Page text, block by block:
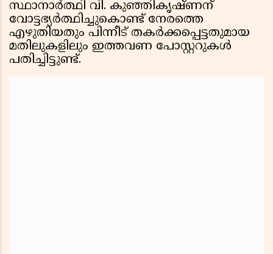
സ്ഥാനാർത്ഥി വി. കുഞ്ഞികൃഷ്ണന്
വോട്ടഭ്യർത്ഥിച്ചുകൊണ്ട് നേരത്തെ
എഴുതിയതും പിന്നീട് തകർക്കപ്പെട്ടതുമായ
മതിലുകളിലും ഇത്തവണ പോസ്റ്ററുകൾ
പതിച്ചിട്ടുണ്ട്.